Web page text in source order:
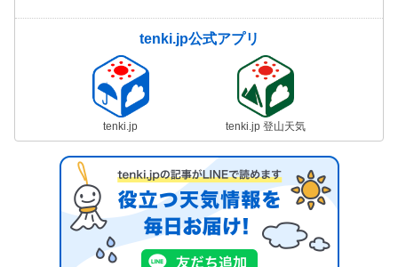
tenki.jp公式アプリ
tenki.jp tenki.jp 登山天気